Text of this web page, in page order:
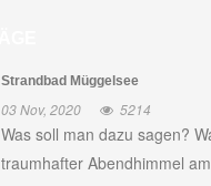
Strandbad Müggelsee
03 Nov, 2020 5214
Was soll man dazu sagen?
traumhafter Abendhimmel